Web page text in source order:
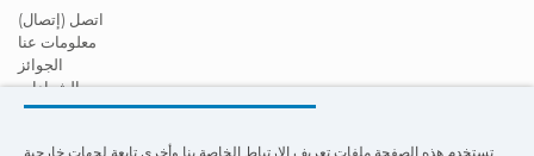
اتصل (إتصال)
معلومات عنا
الجوائز
الشهادات
المسؤولية الاجتماعية تجاه الشركات
تستخدم هذه الصفحة ملفات تعريف الارتباط الخاصة بنا وأخرى تابعة لجهات خارجية